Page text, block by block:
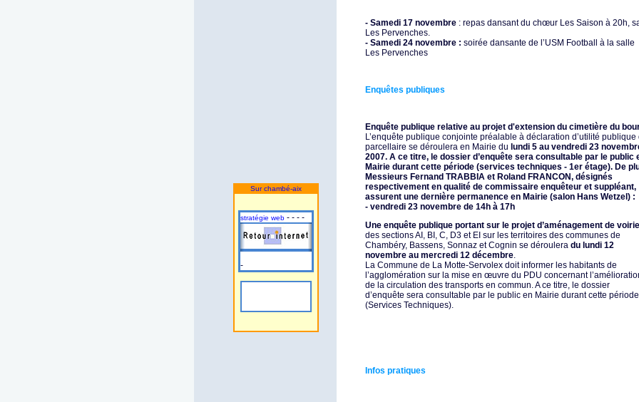
Sur chambé-aix
stratégie web - - - -
-
- Samedi 17 novembre : repas dansant du chœur Les Saison à 20h,
Les Pervenches.
- Samedi 24 novembre : soirée dansante de l’USM Football à la salle
Les Pervenches
Enquêtes publiques
Enquête publique relative au projet d'extension du cimetière du
L’enquête publique conjointe préalable à déclaration d’utilité publique
parcellaire se déroulera en Mairie du lundi 5 au vendredi 23
2007. A ce titre, le dossier d’enquête sera consultable par le public
Mairie durant cette période (services techniques - 1er étage). De
Messieurs Fernand TRABBIA et Roland FRANCON, désignés
respectivement en qualité de commissaire enquêteur et suppléant,
assurent une dernière permanence en Mairie (salon Hans Wetzel) :
- vendredi 23 novembre de 14h à 17h
Une enquête publique portant sur le projet d’aménagement de
des sections AI, BI, C, D3 et EI sur les territoires des communes de
Chambéry, Bassens, Sonnaz et Cognin se déroulera du lundi 12
novembre au mercredi 12 décembre.
La Commune de La Motte-Servolex doit informer les habitants de
l’agglomération sur la mise en œuvre du PDU concernant
de la circulation des transports en commun. A ce titre, le dossier
d’enquête sera consultable par le public en Mairie durant cette période
(Services Techniques).
Infos pratiques